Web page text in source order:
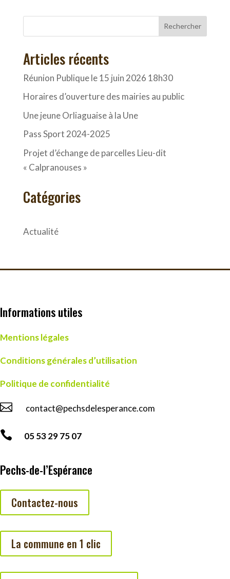
Rechercher
Articles récents
Réunion Publique le 15 juin 2026 18h30
Horaires d’ouverture des mairies au public
Une jeune Orliaguaise à la Une
Pass Sport 2024-2025
Projet d’échange de parcelles Lieu-dit
« Calpranouses »
Catégories
Actualité
Informations utiles
Mentions légales
Conditions générales d’utilisation
Politique de confidentialité
 contact@pechsdelesperance.com
 05 53 29 75 07
Pechs-de-l’Espérance
Contactez-nous
La commune en 1 clic